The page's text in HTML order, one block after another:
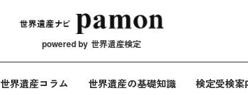
メインナビゲ
powered by 世界遺産検定
世界遺産コラム 世界遺産の基礎知識 検定受検案